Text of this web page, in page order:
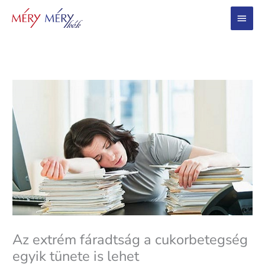
Main
Menu
Az extrém fáradtság a cukorbetegség
egyik tünete is lehet